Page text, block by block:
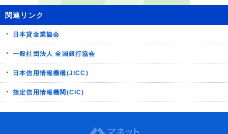
関連リンク
日本貸金業協会
一般社団法人 全国銀行協会
日本信用情報機構(JICC)
指定信用情報機関(CIC)